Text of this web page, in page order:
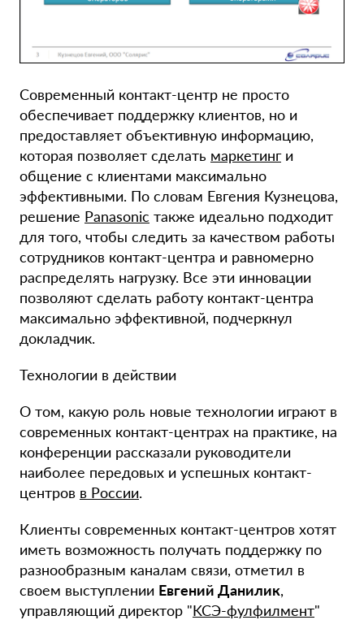
Современный контакт-центр не просто
обеспечивает поддержку клиентов, но и
предоставляет объективную информацию,
которая позволяет сделать маркетинги
общение с клиентами максимально
эффективными. По словам Евгения Кузнецова,
решение Panasonic также идеально подходит
для того, чтобы следить за качеством работы
сотрудников контакт-центра и равномерно
распределять нагрузку. Все эти инновации
позволяют сделать работу контакт-центра
максимально эффективной, подчеркнул
докладчик.
Технологии в действии
О том, какую роль новые технологии играют в
современных контакт-центрах на практике, на
конференции рассказали руководители
наиболее передовых и успешных контакт-
центров в России.
Клиенты современных контакт-центров хотят
иметь возможность получать поддержку по
разнообразным каналам связи, отметил в
своем выступлении Евгений Данилик,
управляющий директор "KCЭ-фулфилмент"